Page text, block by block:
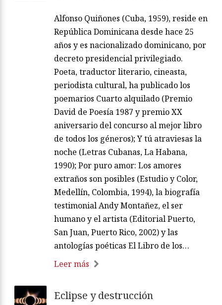
Alfonso Quiñones (Cuba, 1959), reside en
República Dominicana desde hace 25
años y es nacionalizado dominicano, por
decreto presidencial privilegiado.
Poeta, traductor literario, cineasta,
periodista cultural, ha publicado los
poemarios Cuarto alquilado (Premio
David de Poesía 1987 y premio XX
aniversario del concurso al mejor libro
de todos los géneros); Y tú atraviesas la
noche (Letras Cubanas, La Habana,
1990); Por puro amor: Los amores
extraños son posibles (Estudio y Color,
Medellín, Colombia, 1994), la biografía
testimonial Andy Montañez, el ser
humano y el artista (Editorial Puerto,
San Juan, Puerto Rico, 2002) y las
antologías poéticas El Libro de los…
Leer más
Eclipse y destrucción